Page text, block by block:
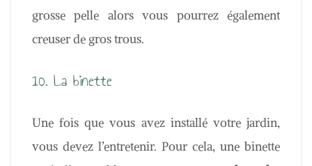
grosse pelle alors vous pourrez également
creuser de gros trous.
10. La binette
Une fois que vous avez installé votre jardin,
vous devez l’entretenir. Pour cela, une binette